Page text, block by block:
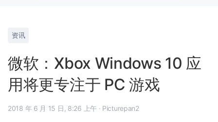
资讯
微软：Xbox Windows 10 应
用将更专注于 PC 游戏
2018 年 6 月 15 日, 8:26 上午 · Picturepan2